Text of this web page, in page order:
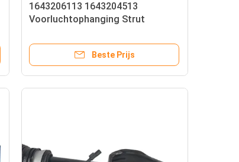
1643206113 1643204513
Voorluchtophanging Strut
W164 2005-2011 Zonder ADS-
schokdemper
Beste Prijs